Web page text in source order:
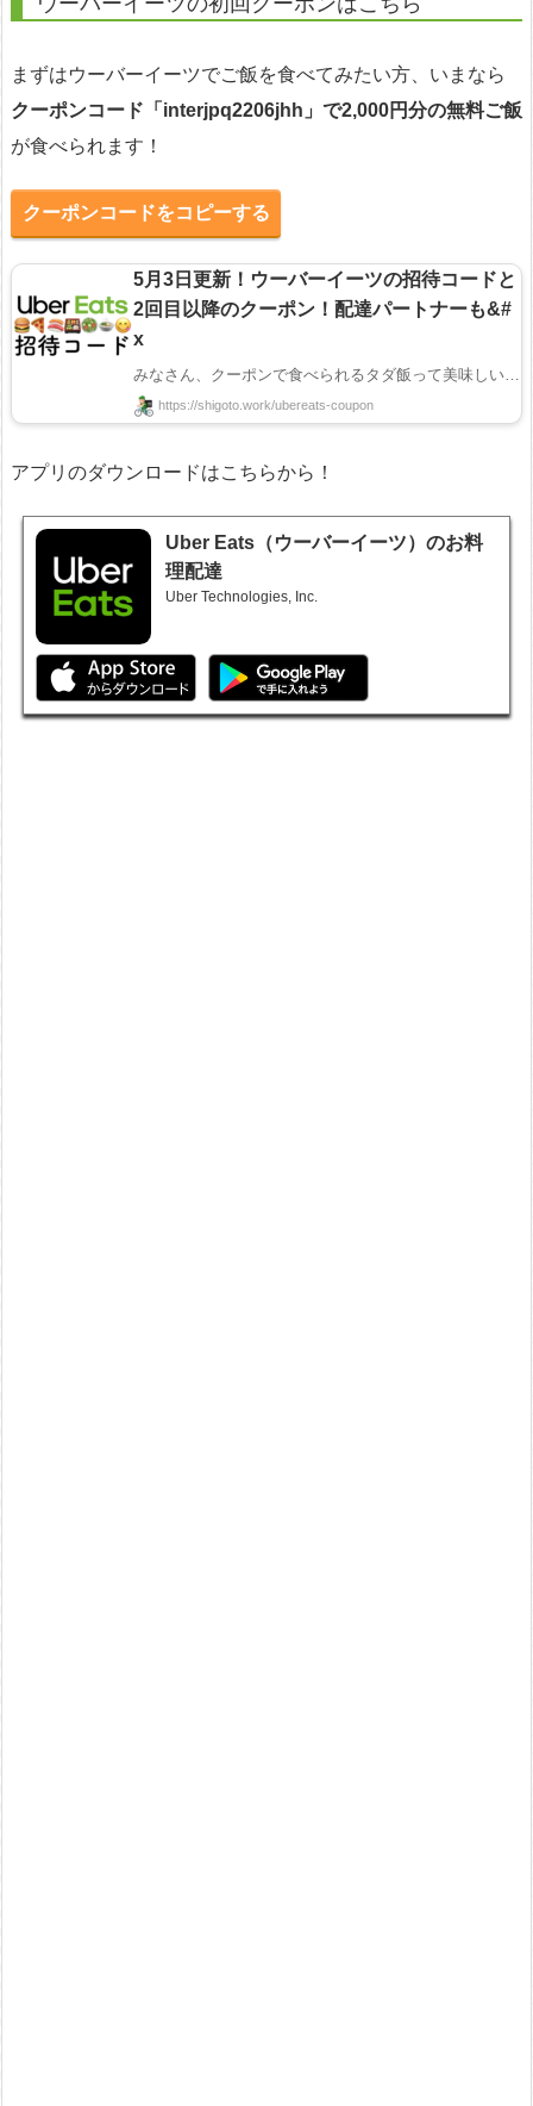
まずはウーバーイーツでご飯を食べてみたい方、いまなら
クーポンコード「 interjpq2206jhh 」で2,000円分の無料ご飯
が食べられます！
クーポンコードをコピーする
5月3日更新！ウーバーイーツの招待コードと
2回目以降のクーポン！配達パートナーも&#
x
みなさん、クーポンで食べられるタダ飯って美味しいですよね😋 全国で人気のウーバーイーツでは ...
https://shigoto.work/ubereats-coupon
アプリのダウンロードはこちらから！
Uber Eats（ウーバーイーツ）のお料
理配達
Uber Technologies, Inc.